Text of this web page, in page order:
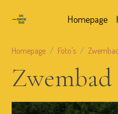
Homepage
Homepage Foto's Zwembad